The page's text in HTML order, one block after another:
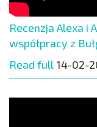
Recenzja Alexa i
współpracy z
Read full 14-02-